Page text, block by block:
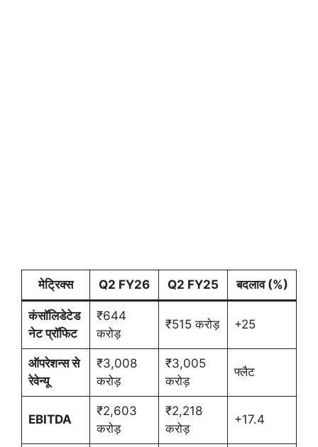
मेट्रिक्स Q2 FY26 Q2 FY25 बदलाव (%)
कंसॉलिडेटेड
नेट प्रॉफिट
₹644
करोड़
₹515 करोड़ +25
ऑपरेशन्स से
रेवेन्यू
₹3,008
करोड़
₹3,005
करोड़
फ्लैट
EBITDA
₹2,603
करोड़
₹2,218
करोड़
+17.4